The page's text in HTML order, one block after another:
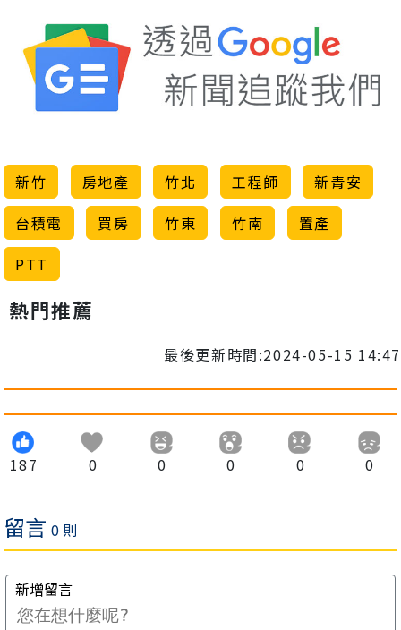
新竹 房地產 竹北 工程師
新青安
台積電
買房 竹東 竹南
置產
PTT
熱門推薦
最後更新時間:2024-05-15 14:47
187 0 0 0 0 0